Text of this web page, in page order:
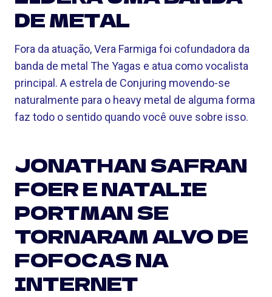
DE METAL
Fora da atuação, Vera Farmiga foi cofundadora da
banda de metal The Yagas e atua como vocalista
principal. A estrela de Conjuring movendo-se
naturalmente para o heavy metal de alguma forma
faz todo o sentido quando você ouve sobre isso.
JONATHAN SAFRAN
FOER E NATALIE
PORTMAN SE
TORNARAM ALVO DE
FOFOCAS NA
INTERNET